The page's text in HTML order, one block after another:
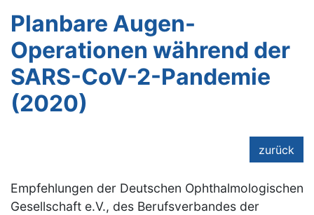
Planbare Augen-
Operationen während der
SARS-CoV-2-Pandemie
(2020)
zurück
Empfehlungen der Deutschen Ophthalmologischen
Gesellschaft e.V., des Berufsverbandes der